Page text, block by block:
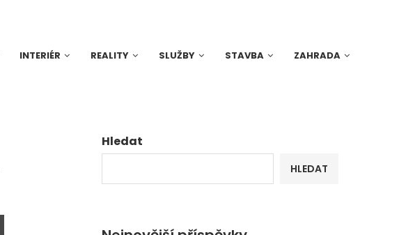
INTERIÉR REALITY SLUŽBY STAVBA ZAHRADA
Hledat
HLEDAT